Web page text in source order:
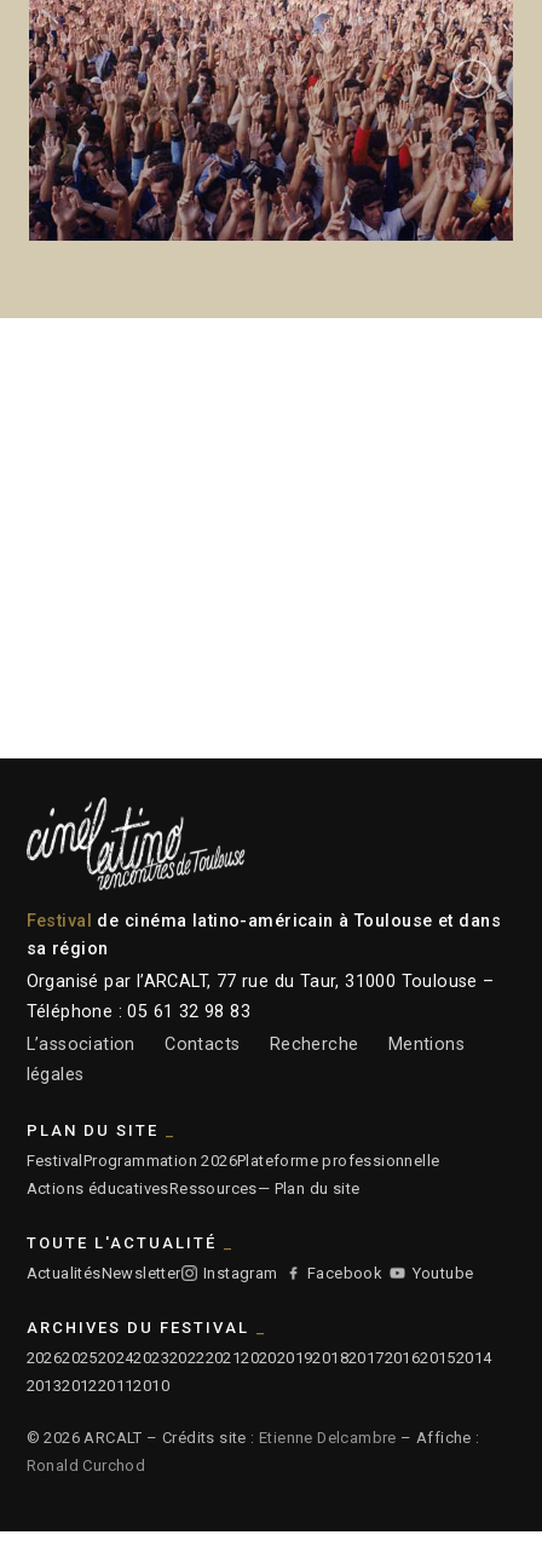
Next
Festival de cinéma latino-américain à Toulouse et dans
sa région
Organisé par l’ARCALT, 77 rue du Taur, 31000 Toulouse –
Téléphone : 05 61 32 98 83
L’association
Contacts Recherche
Mentions
légales
PLAN DU SITE
Festival Programmation 2026Plateforme professionnelle
Actions éducativesRessources— Plan du site
TOUTE L'ACTUALITÉ
ActualitésNewsletter Instagram Facebook Youtube
ARCHIVES DU FESTIVAL
2026202520242023202220212020201920182017201620152014
2013201220112010
© 2026 ARCALT – Crédits site : Etienne Delcambre – Affiche :
Ronald Curchod